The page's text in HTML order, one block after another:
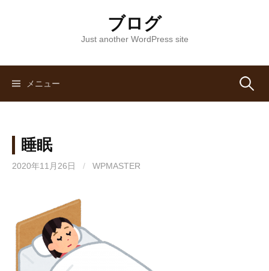
ツ
ブログ
Just another WordPress site
メニュー 検
睡眠
2020年11月26日 / WPMASTER